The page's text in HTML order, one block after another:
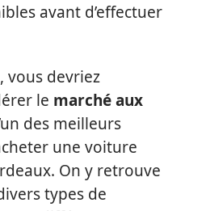
avant d’effectuer
vous devriez
le marché aux
des meilleurs
une voiture
On y retrouve
types de